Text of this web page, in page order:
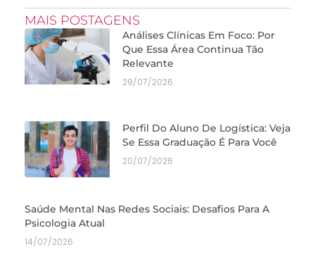
MAIS POSTAGENS
Análises Clínicas Em Foco: Por
Que Essa Área Continua Tão
Relevante
29/07/2026
Perfil Do Aluno De Logística: Veja
Se Essa Graduação É Para Você
20/07/2026
Saúde Mental Nas Redes Sociais: Desafios Para A
Psicologia Atual
14/07/2026